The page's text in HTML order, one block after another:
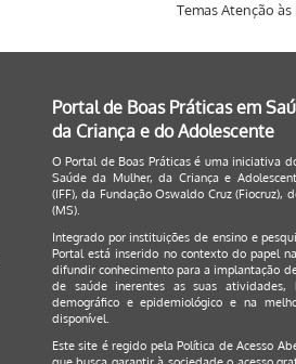
Temas Atenção
Portal de Boas Práticas em
da Criança e do Adolescente
O Portal de Boas Práticas é uma iniciativa
Saúde da Mulher, da Criança e
(IFF), da Fundação Oswaldo Cruz (Fiocruz),
(MS).
Integrado por instituições de ensino e
Portal está inserido no contexto do papel
difundir conhecimento para a implantação
de saúde inerentes as suas atividades,
demográfico e epidemiológico e na
disponível.
Este site é regido pelaPolítica de Acesso